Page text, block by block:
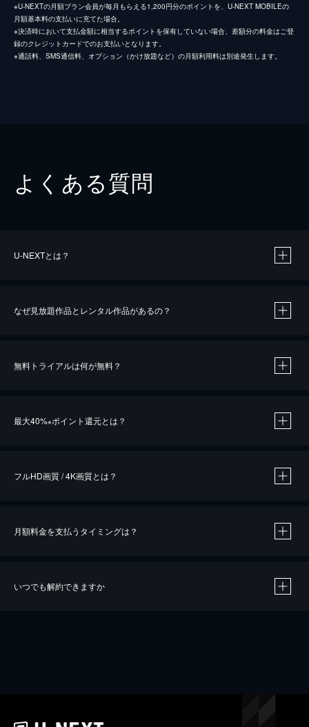
※U-NEXTの月額プラン会員が毎月もらえる1,200円分のポイントを、U-NEXT MOBILEの
月額基本料の支払いに充てた場合。
※決済時において支払金額に相当するポイントを保有していない場合、差額分の料金はご登
録のクレジットカードでのお支払いとなります。
※通話料、SMS通信料、オプション（かけ放題など）の月額利用料は別途発生します。
よくある質問
U-NEXTとは？
なぜ見放題作品とレンタル作品があるの？
無料トライアルは何が無料？
最大40%※ポイント還元とは？
※40％ポイント還元の対象は、クレジットカード決済による作品の購入 / レンタルです。
iOSアプリのUコイン決済による作品の購入 / レンタルは、20％のポイント還元です。
フルHD画質 / 4K画質とは？
月額料金を支払うタイミングは？
いつでも解約できますか